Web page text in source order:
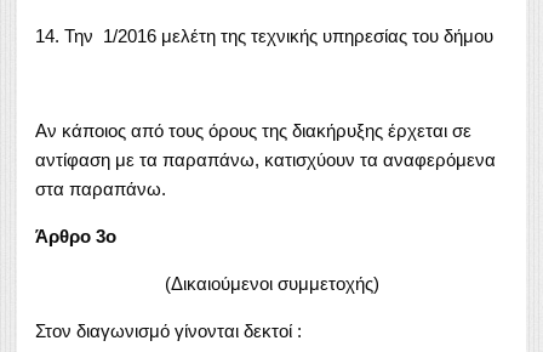
14. Την 1/2016 μελέτη της τεχνικής υπηρεσίας του δήμου
Αν κάποιος από τους όρους της διακήρυξης έρχεται σε
αντίφαση με τα παραπάνω, κατισχύουν τα αναφερόμενα
στα παραπάνω.
Άρθρο 3o
(Δικαιούμενοι συμμετοχής)
Στον διαγωνισμό γίνονται δεκτοί :